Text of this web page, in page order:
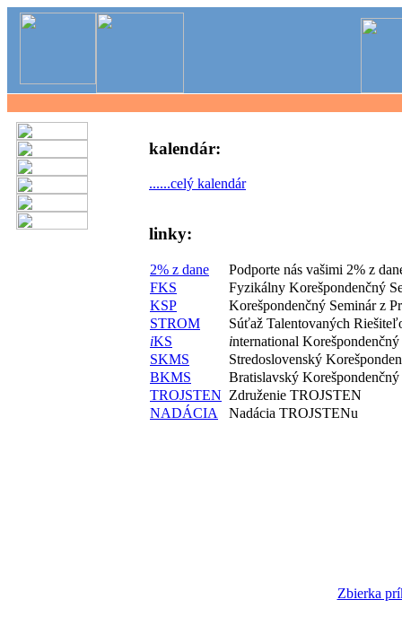
kalendár:
......celý kalendár
linky:
2% z dane
Podporte nás vašimi 2% z
FKS
Fyzikálny Korešpondenčný
KSP
Korešpondenčný Seminár z
STROM
Súťaž Talentovaných
iKS international Korešpondenčný
SKMS
Stredoslovenský
BKMS
Bratislavský
TROJSTEN Združenie TROJSTEN
NADÁCIA
Nadácia TROJSTENu
Zbierka